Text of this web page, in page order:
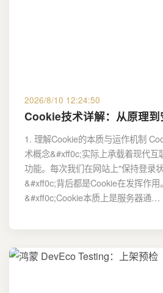
2026/8/10 12:24:50
Cookie技术详解：从原理到
1. 理解Cookie的本质与运作机制
术概念&#xff0c;实际上承载着现代互
功能。每次我们在网站上"保持登录
&#xff0c;背后都是Cookie在发挥作
&#xff0c;Cookie本质上是服务器通…